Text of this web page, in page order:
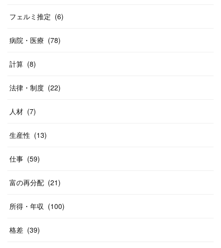
フェルミ推定 (6)
病院・医療 (78)
計算 (8)
法律・制度 (22)
人材 (7)
生産性 (13)
仕事 (59)
富の再分配 (21)
所得・年収 (100)
格差 (39)